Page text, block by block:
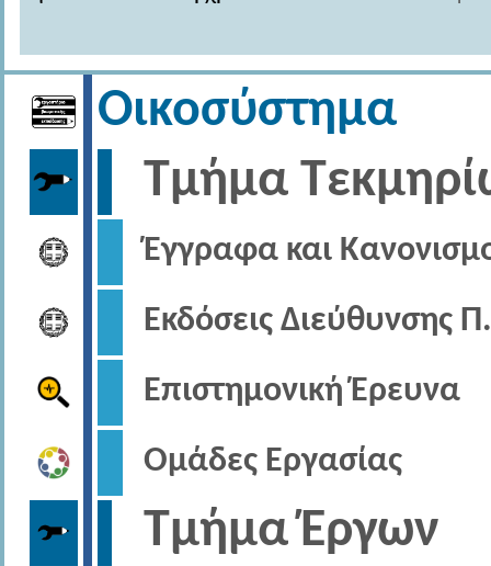
Οικοσύστημα
Τμήμα
Έγγραφα και
Εκδόσεις Διεύθυνσης
Επιστημονική Έρευνα
Ομάδες Εργασίας
Τμήμα Έργων